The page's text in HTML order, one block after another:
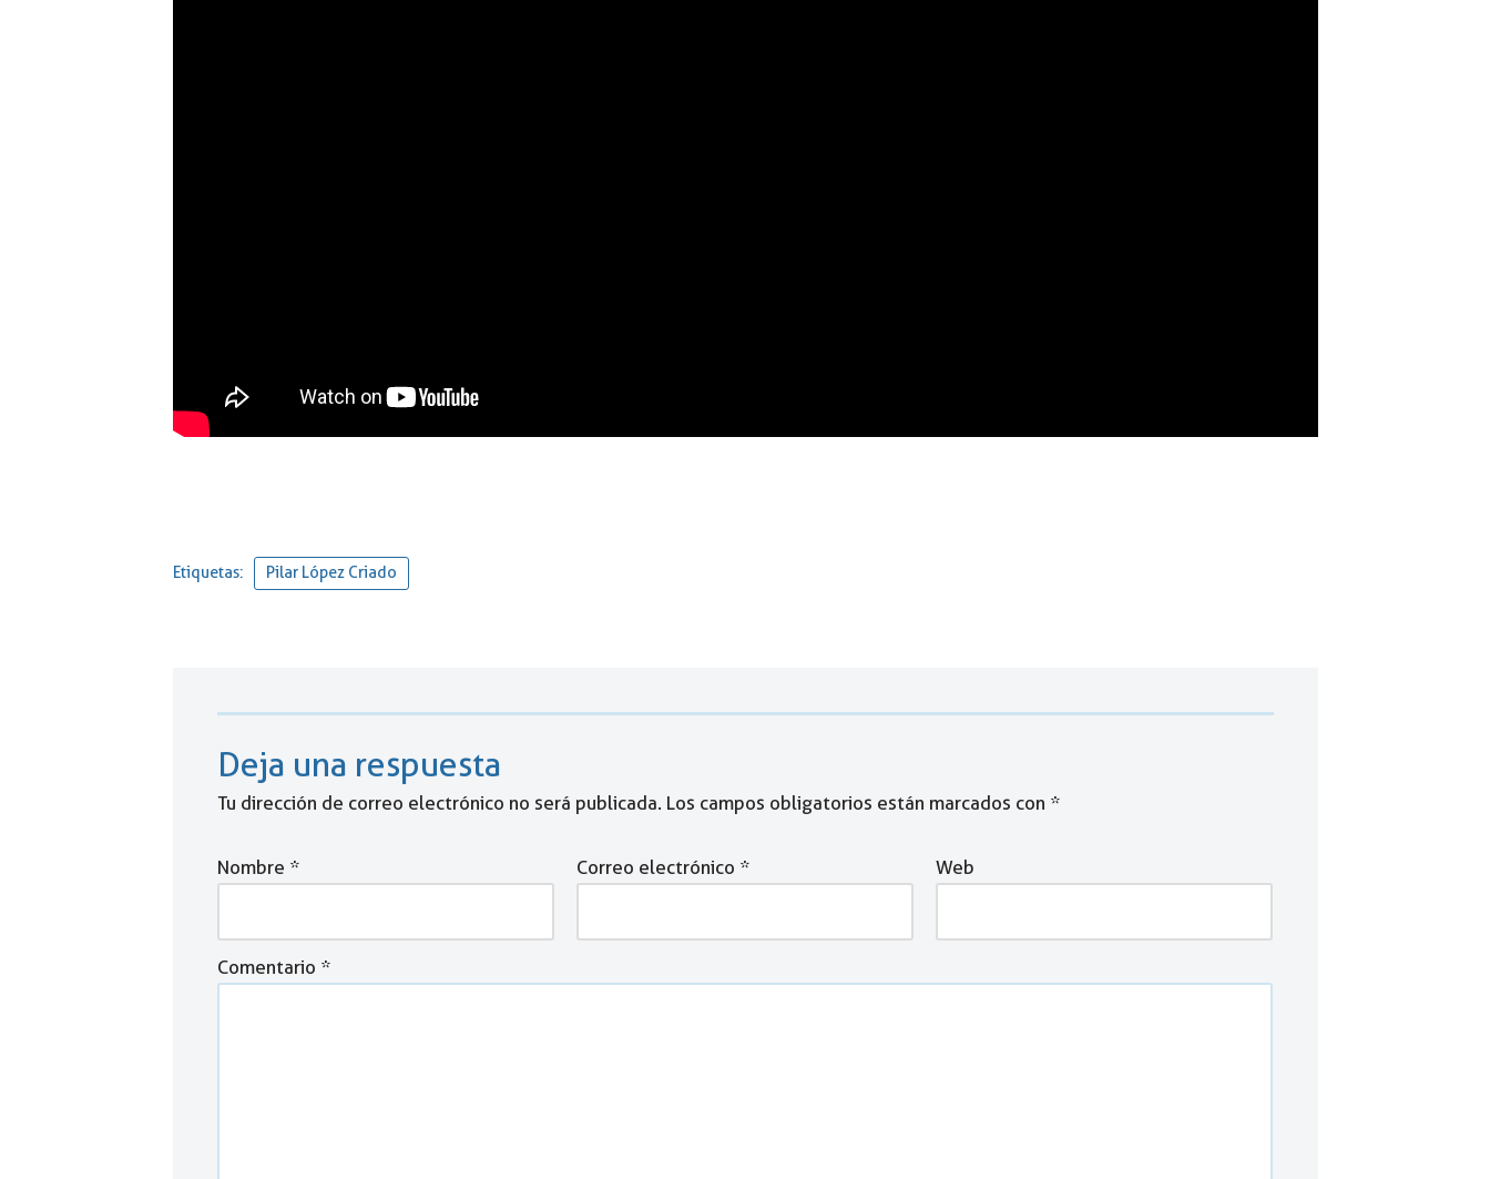
Etiquetas: Pilar López Criado
Deja una respuesta
Tu dirección de correo electrónico no será publicada. Los campos obligatorios están marcados con *
Nombre * Correo electrónico * Web
Comentario *